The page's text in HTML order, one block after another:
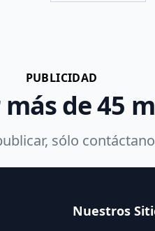
PUBLICIDAD
de 45
sólo
Nuestros